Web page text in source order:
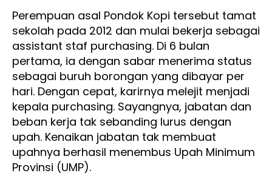
Perempuan asal Pondok Kopi tersebut tamat
sekolah pada 2012 dan mulai bekerja sebagai
assistant staf purchasing. Di 6 bulan
pertama, ia dengan sabar menerima status
sebagai buruh borongan yang dibayar per
hari. Dengan cepat, karirnya melejit menjadi
kepala purchasing. Sayangnya, jabatan dan
beban kerja tak sebanding lurus dengan
upah. Kenaikan jabatan tak membuat
upahnya berhasil menembus Upah Minimum
Provinsi (UMP).